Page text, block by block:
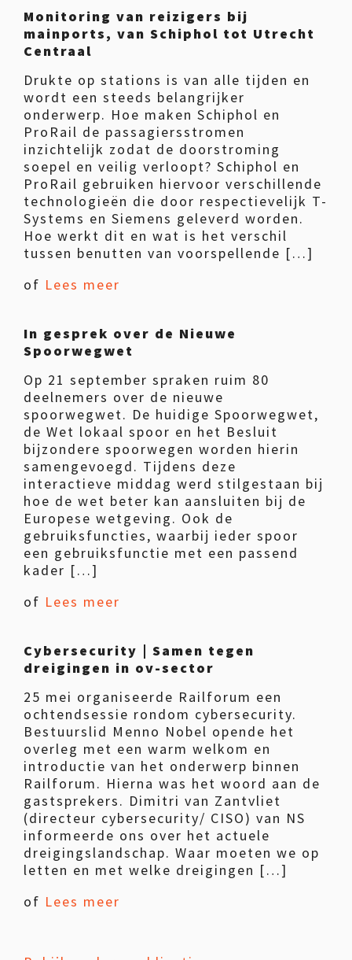
Monitoring van reizigers bij
mainports, van Schiphol tot Utrecht
Centraal
Drukte op stations is van alle tijden en
wordt een steeds belangrijker
onderwerp. Hoe maken Schiphol en
ProRail de passagiersstromen
inzichtelijk zodat de doorstroming
soepel en veilig verloopt? Schiphol en
ProRail gebruiken hiervoor verschillende
technologieën die door respectievelijk T-
Systems en Siemens geleverd worden.
Hoe werkt dit en wat is het verschil
tussen benutten van voorspellende […]
of Lees meer
In gesprek over de Nieuwe
Spoorwegwet
Op 21 september spraken ruim 80
deelnemers over de nieuwe
spoorwegwet. De huidige Spoorwegwet,
de Wet lokaal spoor en het Besluit
bijzondere spoorwegen worden hierin
samengevoegd. Tijdens deze
interactieve middag werd stilgestaan bij
hoe de wet beter kan aansluiten bij de
Europese wetgeving. Ook de
gebruiksfuncties, waarbij ieder spoor
een gebruiksfunctie met een passend
kader […]
of Lees meer
Cybersecurity | Samen tegen
dreigingen in ov-sector
25 mei organiseerde Railforum een
ochtendsessie rondom cybersecurity.
Bestuurslid Menno Nobel opende het
overleg met een warm welkom en
introductie van het onderwerp binnen
Railforum. Hierna was het woord aan de
gastsprekers. Dimitri van Zantvliet
(directeur cybersecurity/ CISO) van NS
informeerde ons over het actuele
dreigingslandschap. Waar moeten we op
letten en met welke dreigingen […]
of Lees meer